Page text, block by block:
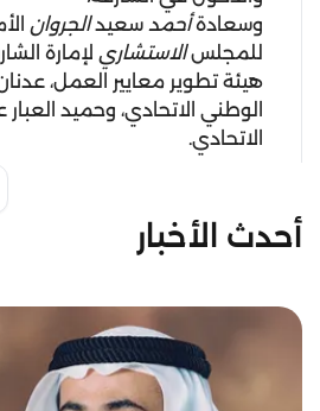
وسعادةأحمد سعيدالجروان
للمجلسالاستشاري لإمارة
هيئة تطوير معايير العمل،
الوطني الاتحادي، وحميد
الاتحادي.
أحدث الأخبار